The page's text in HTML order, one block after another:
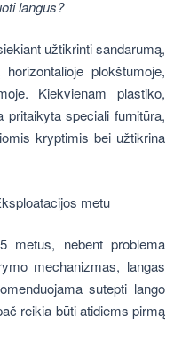
langus?
užtikrinti sandarumą,
plokštumoje,
Kiekvienam plastiko,
pritaikyta speciali furnitūra,
kryptimis bei užtikrina
metu
metus, nebent problema
mechanizmas, langas
sutepti lango
reikia būti atidiems pirmą